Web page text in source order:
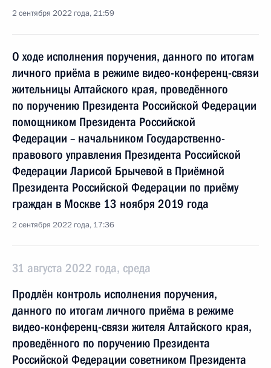
2 сентября 2022 года, 21:59
О ходе исполнения поручения, данного по итогам
личного приёма в режиме видео-конференц-связи
жительницы Алтайского края, проведённого
по поручению Президента Российской Федерации
помощником Президента Российской
Федерации – начальником Государственно-
правового управления Президента Российской
Федерации Ларисой Брычевой в Приёмной
Президента Российской Федерации по приёму
граждан в Москве 13 ноября 2019 года
2 сентября 2022 года, 17:36
31 августа 2022 года, среда
Продлён контроль исполнения поручения,
данного по итогам личного приёма в режиме
видео-конференц-связи жителя Алтайского края,
проведённого по поручению Президента
Российской Федерации советником Президента